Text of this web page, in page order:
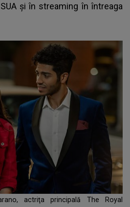
și în streaming în întreaga
actriţa principală The Royal